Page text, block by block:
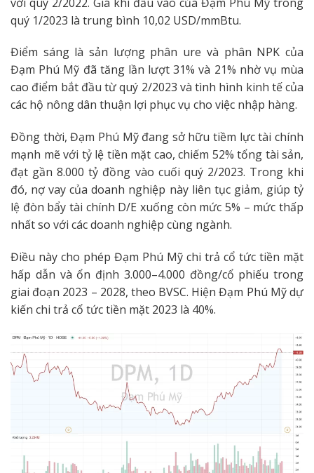
quý 1/2023 là trung bình 10,02 USD/mmBtu.
Điểm sáng là sản lượng phân ure và phân NPK của
Đạm Phú Mỹ đã tăng lần lượt 31% và 21% nhờ vụ mùa
cao điểm bắt đầu từ quý 2/2023 và tình hình kinh tế của
các hộ nông dân thuận lợi phục vụ cho việc nhập hàng.
Đồng thời, Đạm Phú Mỹ đang sở hữu tiềm lực tài chính
mạnh mẽ với tỷ lệ tiền mặt cao, chiếm 52% tổng tài sản,
đạt gần 8.000 tỷ đồng vào cuối quý 2/2023. Trong khi
đó, nợ vay của doanh nghiệp này liên tục giảm, giúp tỷ
lệ đòn bẩy tài chính D/E xuống còn mức 5% – mức thấp
nhất so với các doanh nghiệp cùng ngành.
Điều này cho phép Đạm Phú Mỹ chi trả cổ tức tiền mặt
hấp dẫn và ổn định 3.000–4.000 đồng/cổ phiếu trong
giai đoạn 2023 – 2028, theo BVSC. Hiện Đạm Phú Mỹ dự
kiến chi trả cổ tức tiền mặt 2023 là 40%.